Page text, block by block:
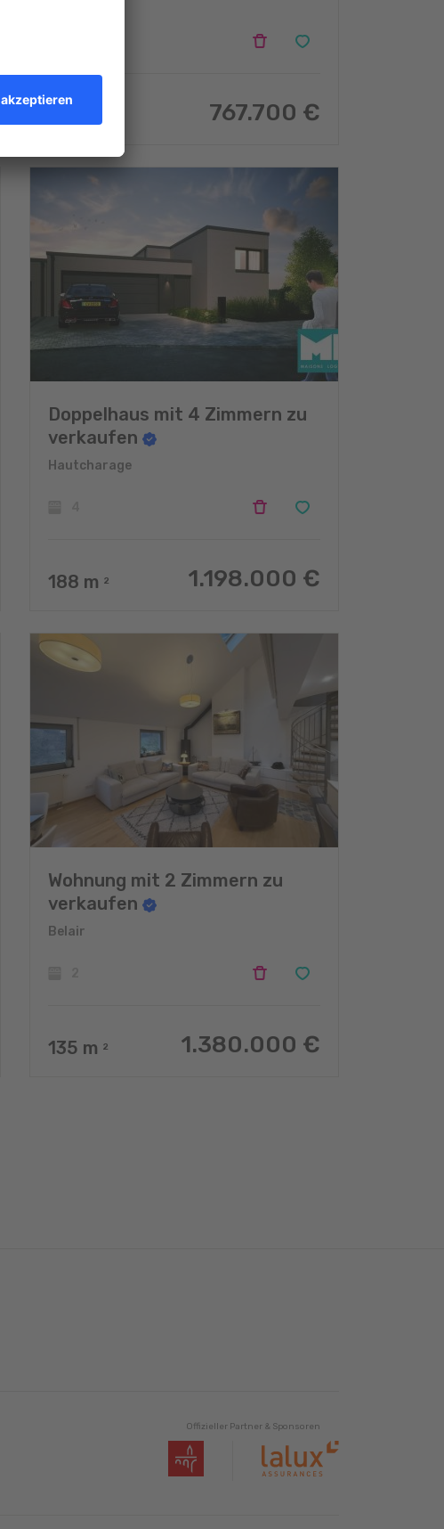
767.700 €
Doppelhaus mit 4 Zimmern zu
verkaufen
Hautcharage
188 m 2 1.198.000 €
Wohnung mit 2 Zimmern zu
verkaufen
Belair
135 m 2 1.380.000 €
Offizieller Partner & Sponsoren